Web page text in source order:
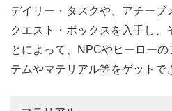
デイリー・タスクや、アチーブ
クエスト・ボックスを入手し、
とによって、NPCやヒーロー
テムやマテリアル等をゲットで